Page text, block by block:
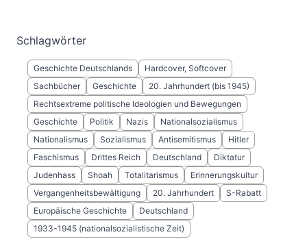
Schlagwörter
Geschichte Deutschlands
Hardcover, Softcover
Sachbücher
Geschichte
20. Jahrhundert (bis 1945)
Rechtsextreme politische Ideologien und Bewegungen
Geschichte
Politik Nazis
Nationalsozialismus
Nationalismus
Sozialismus Antisemitismus
Hitler
Faschismus
Drittes Reich Deutschland
Diktatur
Judenhass
Shoah Totalitarismus
Erinnerungskultur
Vergangenheitsbewältigung
20. Jahrhundert
S-Rabatt
Europäische Geschichte
Deutschland
1933-1945 (nationalsozialistische Zeit)